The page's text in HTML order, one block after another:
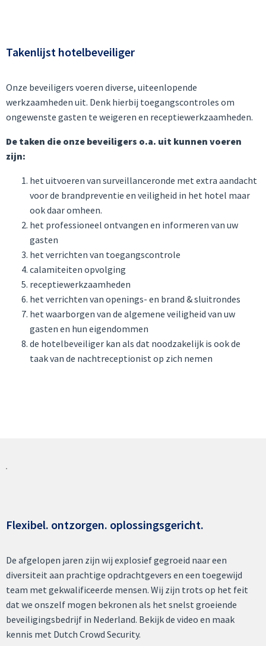
Takenlijst hotelbeveiliger
Onze beveiligers voeren diverse, uiteenlopende
werkzaamheden uit. Denk hierbij toegangscontroles om
ongewenste gasten te weigeren en receptiewerkzaamheden.
De taken die onze beveiligers o.a. uit kunnen voeren
zijn:
het uitvoeren van surveillanceronde met extra aandacht
voor de brandpreventie en veiligheid in het hotel maar
ook daar omheen.
het professioneel ontvangen en informeren van uw
gasten
het verrichten van toegangscontrole
calamiteiten opvolging
receptiewerkzaamheden
het verrichten van openings- en brand & sluitrondes
het waarborgen van de algemene veiligheid van uw
gasten en hun eigendommen
de hotelbeveiliger kan als dat noodzakelijk is ook de
taak van de nachtreceptionist op zich nemen
Flexibel. ontzorgen. oplossingsgericht.
De afgelopen jaren zijn wij explosief gegroeid naar een
diversiteit aan prachtige opdrachtgevers en een toegewijd
team met gekwalificeerde mensen. Wij zijn trots op het feit
dat we onszelf mogen bekronen als het snelst groeiende
beveiligingsbedrijf in Nederland. Bekijk de video en maak
kennis met Dutch Crowd Security.